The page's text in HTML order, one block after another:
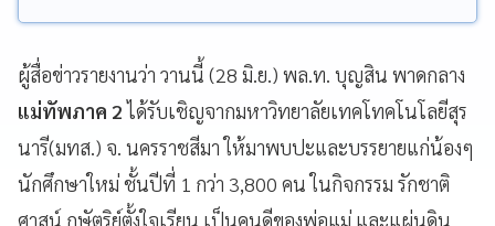
ผู้สื่อข่าวรายงานว่า วานนี้ (28 มิ.ย.) พล.ท. บุญสิน พาดกลาง
แม่ทัพภาค 2ได้รับเชิญจากมหาวิทยาลัยเทคโทคโนโลยีสุร
นารี(มทส.) จ. นครราชสีมา ให้มาพบปะและบรรยายแก่น้องๆ
นักศึกษาใหม่ ชั้นปีที่ 1 กว่า 3,800 คน ในกิจกรรม รักชาติ
ศาสน์ กษัตริย์ตั้งใจเรียน เป็นคนดีของพ่อแม่ และแผ่นดิน